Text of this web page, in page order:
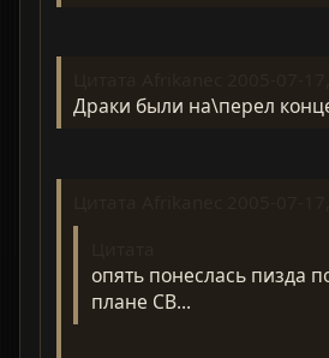
Драки были на\перел
опять понеслась пизда
плане CB...